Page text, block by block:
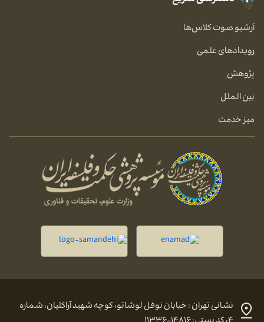
آرشیو صوت کلاس‌ها
رویدادهای علمی
پژوهش
بین الملل
میز خدمت
نشانی تهران : خیابان نوفل لوشاتو، کوچه شهید آراکلیان، شماره